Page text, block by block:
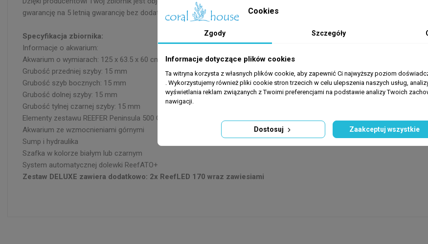
gwarancję na 5 letnią gwarancję bez dodatkowych kosztów.
Specyfikacja zbiornika:
Informacje o akwarium:
Akwarium o wymiarach: 125 x 63.5 x 60 cm
Grubość przedniej szyby: 15 mm
Grubość szyb bocznych: 15 mm
Grubość dolnej szyby: 15 mm
Grubość tylnej czarnej szyby: 15 mm
Elementy zestawu REEFER Peninsula 500 G3:
Akwarium ze wzmocnieniami górnymi
Sump i hydraulika
Szafka w kolorze białym lub czarnym
System automatycznej dolewki ReefATO+
Zestaw DELUXE zawiera dodatkowo: 2x ReefLED 170 wraz zawiesiami
Cookies
Zgody Szczegóły
Informacje dotyczące plików cookies
Ta witryna korzysta z własnych plików cookie, aby zapewnić Ci najwyższy poziom
. Wykorzystujemy również pliki cookie stron trzecich w celu ulepszenia naszych usług,
wyświetlania reklam związanych z Twoimi preferencjami na podstawie analizy Twoich
nawigacji.
Dostosuj Zaakceptuj wszystkie